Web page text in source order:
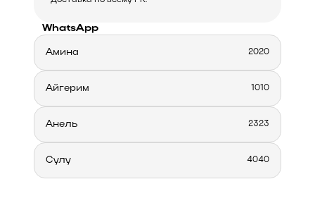
WhatsApp
Амина 2020
Айгерим 1010
Анель 2323
Сулу 4040